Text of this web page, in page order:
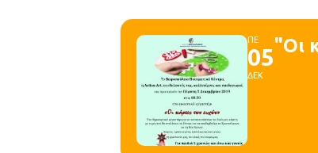
ΠΕ
05
ΔΕΚ
"Οι